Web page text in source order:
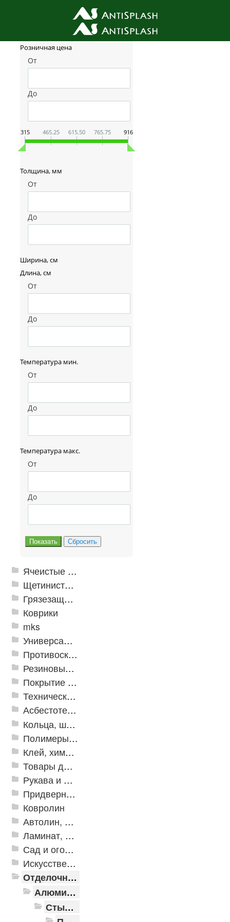
Фильтр товаров
Розничная цена
От
До
315 465.25 615.50 765.75 916
Толщина, мм
От
До
Ширина, см
Длина, см
От
До
Температура мин.
От
До
Температура макс.
От
До
Ячеистые грязезащитные покрытия
Щетинистые покрытия
Грязезащитные, влаговпитывающие покрытия
Коврики
mks
Универсальные модульные покрытия
Противоскользящая защита для лестниц, профили, ленты
Резиновые и ПВХ дорожки
Покрытие из резиновой крошки
Техническая резина
Асбестотехнические и теплоизоляционные материалы
Кольца, шайбы, манжеты
Полимеры и пластики
Клей, химия, сопутствующие товары
Товары для дома
Рукава и шланги промышленные
Придверные решетки
Ковролин
Автолин, Транслин, Линолеум
Ламинат, Кварцвиниловая плитка SPC
Сад и огород
Искусственная трава
Отделочные профили
Алюминиевые пороги
Стыкоперекрывающие алюминиевые пороги